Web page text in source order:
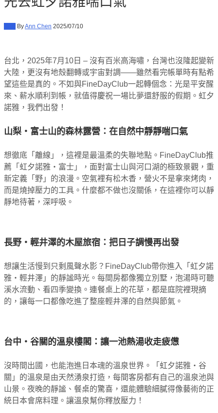
ByAnn Chen 2025/07/10
台北，2025年7月10日 – 沒有百米高海嘯，台灣也沒隆起變新
大陸，更沒有地殼翻轉或宇宙對調——雖然看完帳單時有點希
望這些是真的。不如與FineDayClub一起轉個念：光是平安醒
來、薪水順利到帳，就值得慶祝一場比夢還舒服的假期。虹夕
諾雅，我們出發！
山梨・富士山的森林露營：在自然中靜靜喘口氣
想徹底「離線」，這裡是最溫柔的失聯地點。FineDayClub推
薦「虹夕諾雅・富士」，面對富士山與河口湖的極致景觀，重
新定義「野」的浪漫。空氣裡有松木香，營火不是拿來烤肉，
而是燒掉壓力的工具。什麼都不做也沒關係，在這裡你可以靜
靜地待著，深呼吸。
長野・輕井澤的木屋旅宿：把日子調慢再出發
想讓生活慢到只剩風聲水影？FineDayClub帶你進入「虹夕諾
雅・輕井澤」的靜謐時光。每間房都像獨立別墅，泡湯時可聽
溪水流動、看四季變換。連餐桌上的花草，都是庭院裡現摘
的，讓每一口都像吃進了整座輕井澤的自然與節氣。
台中・谷關的溫泉樓閣：讓一池熱湯收走疲憊
沒時間出國，也能泡進日本魂的溫泉世界。「虹夕諾雅・谷
關」的溫泉是由天然湧泉打造，每間客房都有自己的溫泉池與
山景。夜晚的靜謐、餐桌的驚喜，還能體驗細膩得像藝術的正
統日本會席料理。讓溫泉幫你釋放壓力！